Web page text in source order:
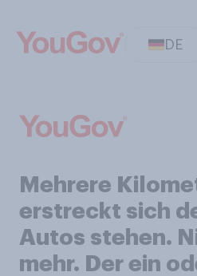
DE
Mehrere
erstreckt sich
Autos stehen.
mehr. Der ein